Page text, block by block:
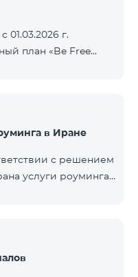
г.
план «Be Free
с активной
или COMBO. С
в Иране
с решением
услуги роуминга
настоящее время
услуг неизвестны.